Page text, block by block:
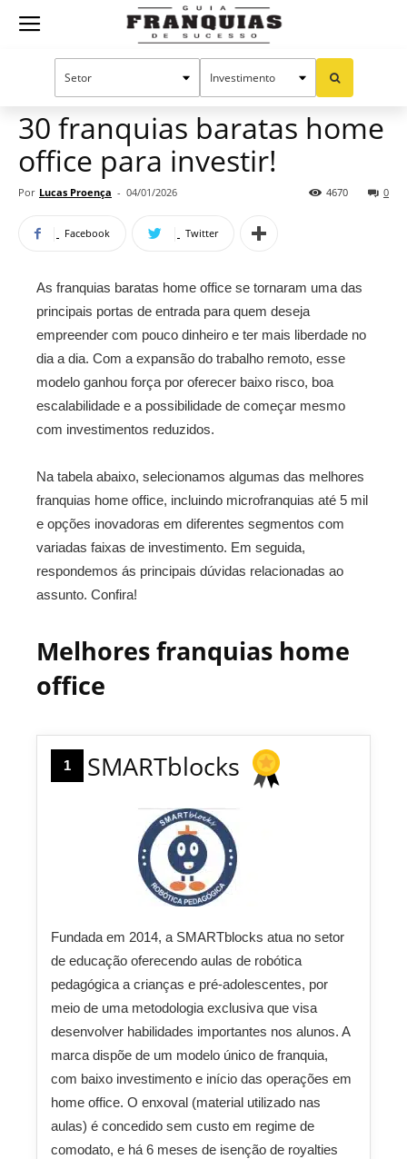
Guia
Oportunidades e tendências
30 franquias baratas home
office para investir!
Por Lucas Proença - 04/01/2026 0
4670
Facebook Twitter
As franquias baratas home office se tornaram uma das
principais portas de entrada para quem deseja
empreender com pouco dinheiro e ter mais liberdade no
dia a dia. Com a expansão do trabalho remoto, esse
modelo ganhou força por oferecer baixo risco, boa
escalabilidade e a possibilidade de começar mesmo
com investimentos reduzidos.
Na tabela abaixo, selecionamos algumas das melhores
franquias home office, incluindo microfranquias até 5 mil
e opções inovadoras em diferentes segmentos com
variadas faixas de investimento. Em seguida,
respondemos ás principais dúvidas relacionadas ao
assunto. Confira!
Melhores franquias home
office
1 SMARTblocks
Fundada em 2014, a SMARTblocks atua no setor
de educação oferecendo aulas de robótica
pedagógica a crianças e pré-adolescentes, por
meio de uma metodologia exclusiva que visa
desenvolver habilidades importantes nos alunos. A
marca dispõe de um modelo único de franquia,
com baixo investimento e início das operações em
home office. O enxoval (material utilizado nas
aulas) é concedido sem custo em regime de
comodato, e há 6 meses de isenção de royalties